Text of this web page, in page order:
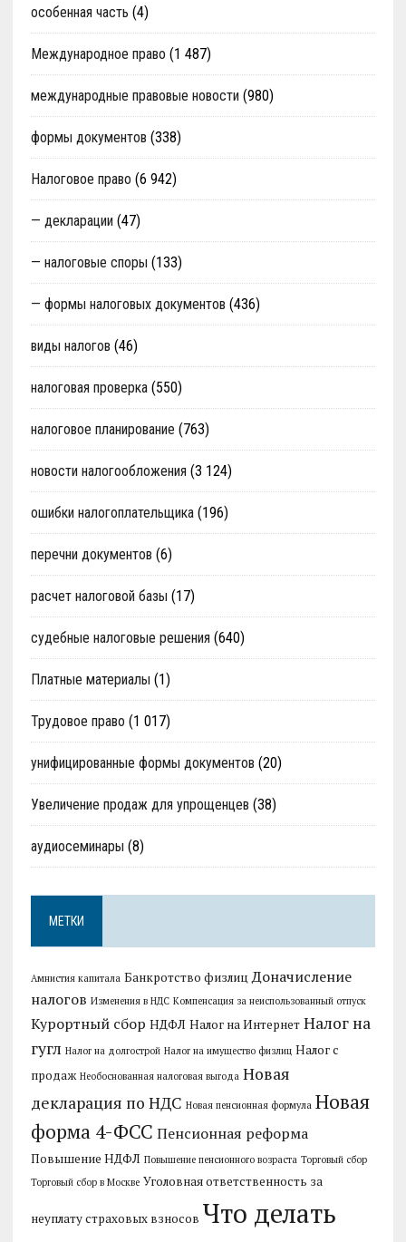
особенная часть (4)
Международное право (1 487)
международные правовые новости (980)
формы документов (338)
Налоговое право (6 942)
— декларации (47)
— налоговые споры (133)
— формы налоговых документов (436)
виды налогов (46)
налоговая проверка(550)
налоговое планирование (763)
новости налогообложения (3 124)
ошибки налогоплательщика(196)
перечни документов (6)
расчет налоговой базы (17)
судебные налоговые решения (640)
Платные материалы (1)
Трудовое право (1 017)
унифицированные формы документов (20)
Увеличение продаж для упрощенцев (38)
аудиосеминары (8)
МЕТКИ
Амнистия капитала Банкротство физлиц Доначисление
налогов Изменения в НДС Компенсация за неиспользованный отпуск
Курортный сбор НДФЛ Налог на Интернет Налог на
гугл Налог на долгострой Налог на имущество физлиц Налог с
продаж Необоснованная налоговая выгода Новая
декларация по НДС Новая пенсионная формула Новая
форма 4-ФСС Пенсионная реформа
Повышение НДФЛ Повышение пенсионного возраста Торговый сбор
Торговый сбор в Москве Уголовная ответственность за
неуплату страховых взносов Что делать